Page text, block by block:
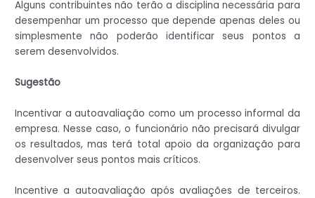
Alguns contribuintes não terão a disciplina necessária para
desempenhar um processo que depende apenas deles ou
simplesmente não poderão identificar seus pontos a
serem desenvolvidos.
Sugestão
Incentivar a autoavaliação como um processo informal da
empresa. Nesse caso, o funcionário não precisará divulgar
os resultados, mas terá total apoio da organização para
desenvolver seus pontos mais críticos.
Incentive a autoavaliação após avaliações de terceiros.